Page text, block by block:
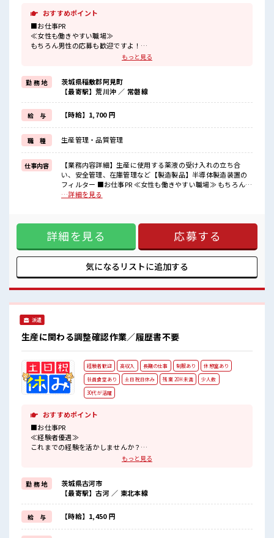
おすすめポイント
■お仕事PR
≪女性も働きやすい職場≫
もちろん男性の応募も歓迎ですよ！
残業は月20時間以上あります♪
≪完全週休二日制≫
週末は家族や友人と一緒にプライベート満喫！
≪モチベーションもUP≫
派手過ぎなければ髪型や髪色自由♪
(規定有)制服があると毎日の服選びに悩まずOK♪
≪未経験の方も大カンゲイ≫
新しいことにチャレンジするのは不安だけど、
しっかり働く環境が整っています！
イチからスキルUP・ステップUP目指していきましょう！
■職場の雰囲気
女性が多い職場ですが男女は問いません！
≪20代の方が多数活躍中の職場≫
もっと見る
勤 務 地
茨城県稲敷郡阿見町
【最寄駅】荒川沖 ／ 常磐線
給 与 【時給】1,700 円
職 種 生産管理・品質管理
仕事内容
【業務内容詳細】生産に使用する薬液の受け入れの立ち合
い、安全管理、在庫管理など【製造製品】半導体製造装置の
フィルター ■お仕事PR ≪女性も働きやすい職場≫ もちろん男
性の応募も歓迎ですよ！ ≪残業で稼げる≫ 高収入を希望され
チベーションもUP≫ 派手過ぎなければ髪型や髪色自由♪ (規
定有)制服があると毎日の服選びに悩まずOK♪ ≪未経験の方
も大カンゲイ≫ 新しいことにチャレンジするのは不安だけ
ど、 しっかり働く環境が整っています！ イチからスキルUP・
ステップUP目指していきましょう！ ■職場の雰囲気 女性が多
い職場ですが男女は問いません！ 応募お待ちしております！
Point☆ ≪20代の方が多数活躍中の職場≫
…詳細を見る
詳細を見る 応募する
気になるリストに追加する
派遣
生産に関わる調整確認作業／履歴書不要
経験者歓迎 高収入 長期の仕事 制服あり
休憩室あり
社員食堂あり
土日祝日休み 残業 20H未満
少人数
30代が活躍
おすすめポイント
■お仕事PR
≪経験者優遇≫
これまでの経験を活かしませんか？
≪適度な残業でお給料UP≫
残業は月20時間未満で、
ほどよく稼げます♪
≪完全週休二日制≫
週末は家族や友人と一緒にプライベート満喫！
制服があると毎日の服選びに悩まずOK♪
≪収入アップを目指せる≫
もっと見る
勤 務 地
茨城県古河市
【最寄駅】古河 ／ 東北本線
給 与 【時給】1,450 円